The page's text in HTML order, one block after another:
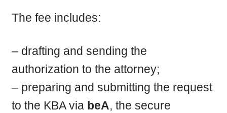
The fee includes:
– drafting and sending the
authorization to the attorney;
– preparing and submitting the request
to the KBA via beA, the secure